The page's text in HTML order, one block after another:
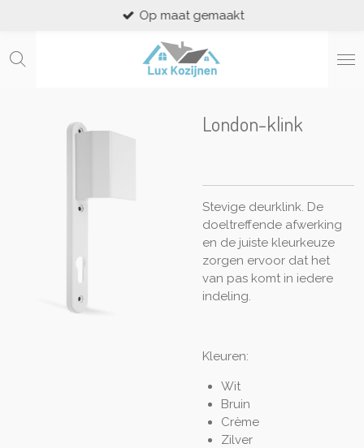
naar
Op maat gemaakt
London-klink
Stevige deurklink. De
doeltreffende afwerking
en de juiste kleurkeuze
zorgen ervoor dat het
van pas komt in iedere
indeling.
Kleuren:
Wit
Bruin
Crème
Zilver